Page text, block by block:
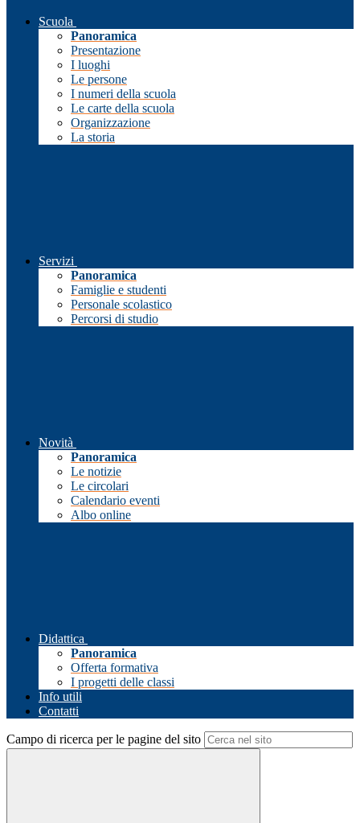
Scuola
Panoramica
Presentazione
I luoghi
Le persone
I numeri della scuola
Le carte della scuola
Organizzazione
La storia
Servizi
Panoramica
Famiglie e studenti
Personale scolastico
Percorsi di studio
Novità
Panoramica
Le notizie
Le circolari
Calendario eventi
Albo online
Didattica
Panoramica
Offerta formativa
I progetti delle classi
Info utili
Contatti
Campo di ricerca per le pagine del sito